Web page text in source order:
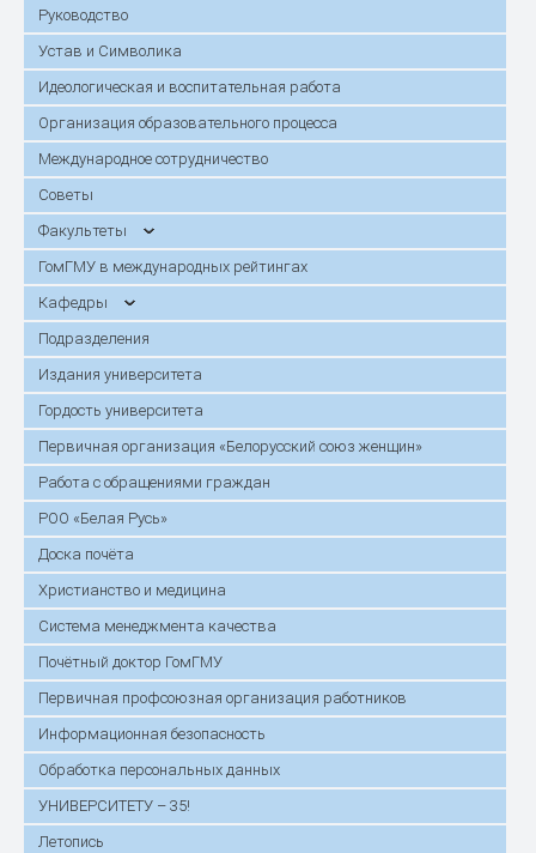
Руководство
Устав и Символика
Идеологическая и воспитательная работа
Организация образовательного процесса
Международное сотрудничество
Советы
Факультеты
ГомГМУ в международных рейтингах
Кафедры
Подразделения
Издания университета
Гордость университета
Первичная организация «Белорусский союз женщин»
Работа с обращениями граждан
РОО «Белая Русь»
Доска почёта
Христианство и медицина
Система менеджмента качества
Почётный доктор ГомГМУ
Первичная профсоюзная организация работников
Информационная безопасность
Обработка персональных данных
УНИВЕРСИТЕТУ – 35!
Летопись